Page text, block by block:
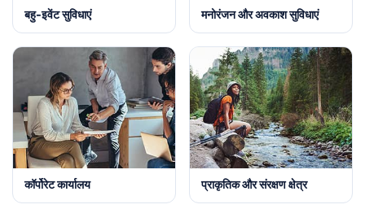
बहु-इवेंट सुविधाएं मनोरंजन और अवकाश सुविधाएं
कॉर्पोरेट कार्यालय प्राकृतिक और संरक्षण क्षेत्र